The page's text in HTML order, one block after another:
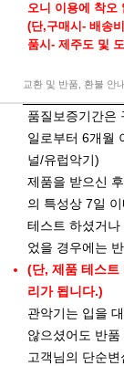
오니 이용에 착오
(단,구매시- 배송
품시- 제주도 및
교환 및 반품, 환불 안
품질보증기간은
일로부터 6개월
널/유럽악기)
제품을 받으신
의 특성상 7일 이
테스트 하셨거
었을 경우에는
(단, 제품 테스트
리가 됩니다.)
관악기는 입을
않으셨어도 반품
고객님의 단순